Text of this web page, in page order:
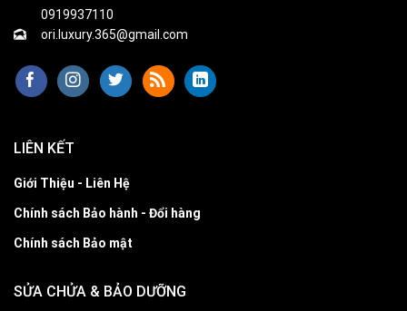
0919937110
ori.luxury.365@gmail.com
LIÊN KẾT
Giới Thiệu - Liên Hệ
Chính sách Bảo hành - Đổi hàng
Chính sách Bảo mật
SỬA CHỬA & BẢO DƯỠNG